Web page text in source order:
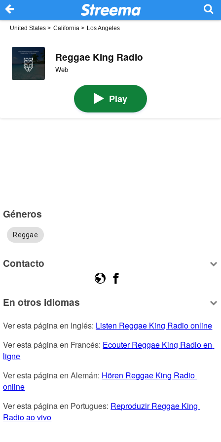
United States > California > Los Angeles
Reggae King Radio
Web
Play
Géneros
Reggae
Contacto
En otros idiomas
Ver esta página en Inglés: Listen Reggae King Radio online
Ver esta página en Francés: Ecouter Reggae King Radio en
ligne
Ver esta página en Alemán: Hören Reggae King Radio
online
Ver esta página en Portugues: Reproduzir Reggae King
Radio ao vivo